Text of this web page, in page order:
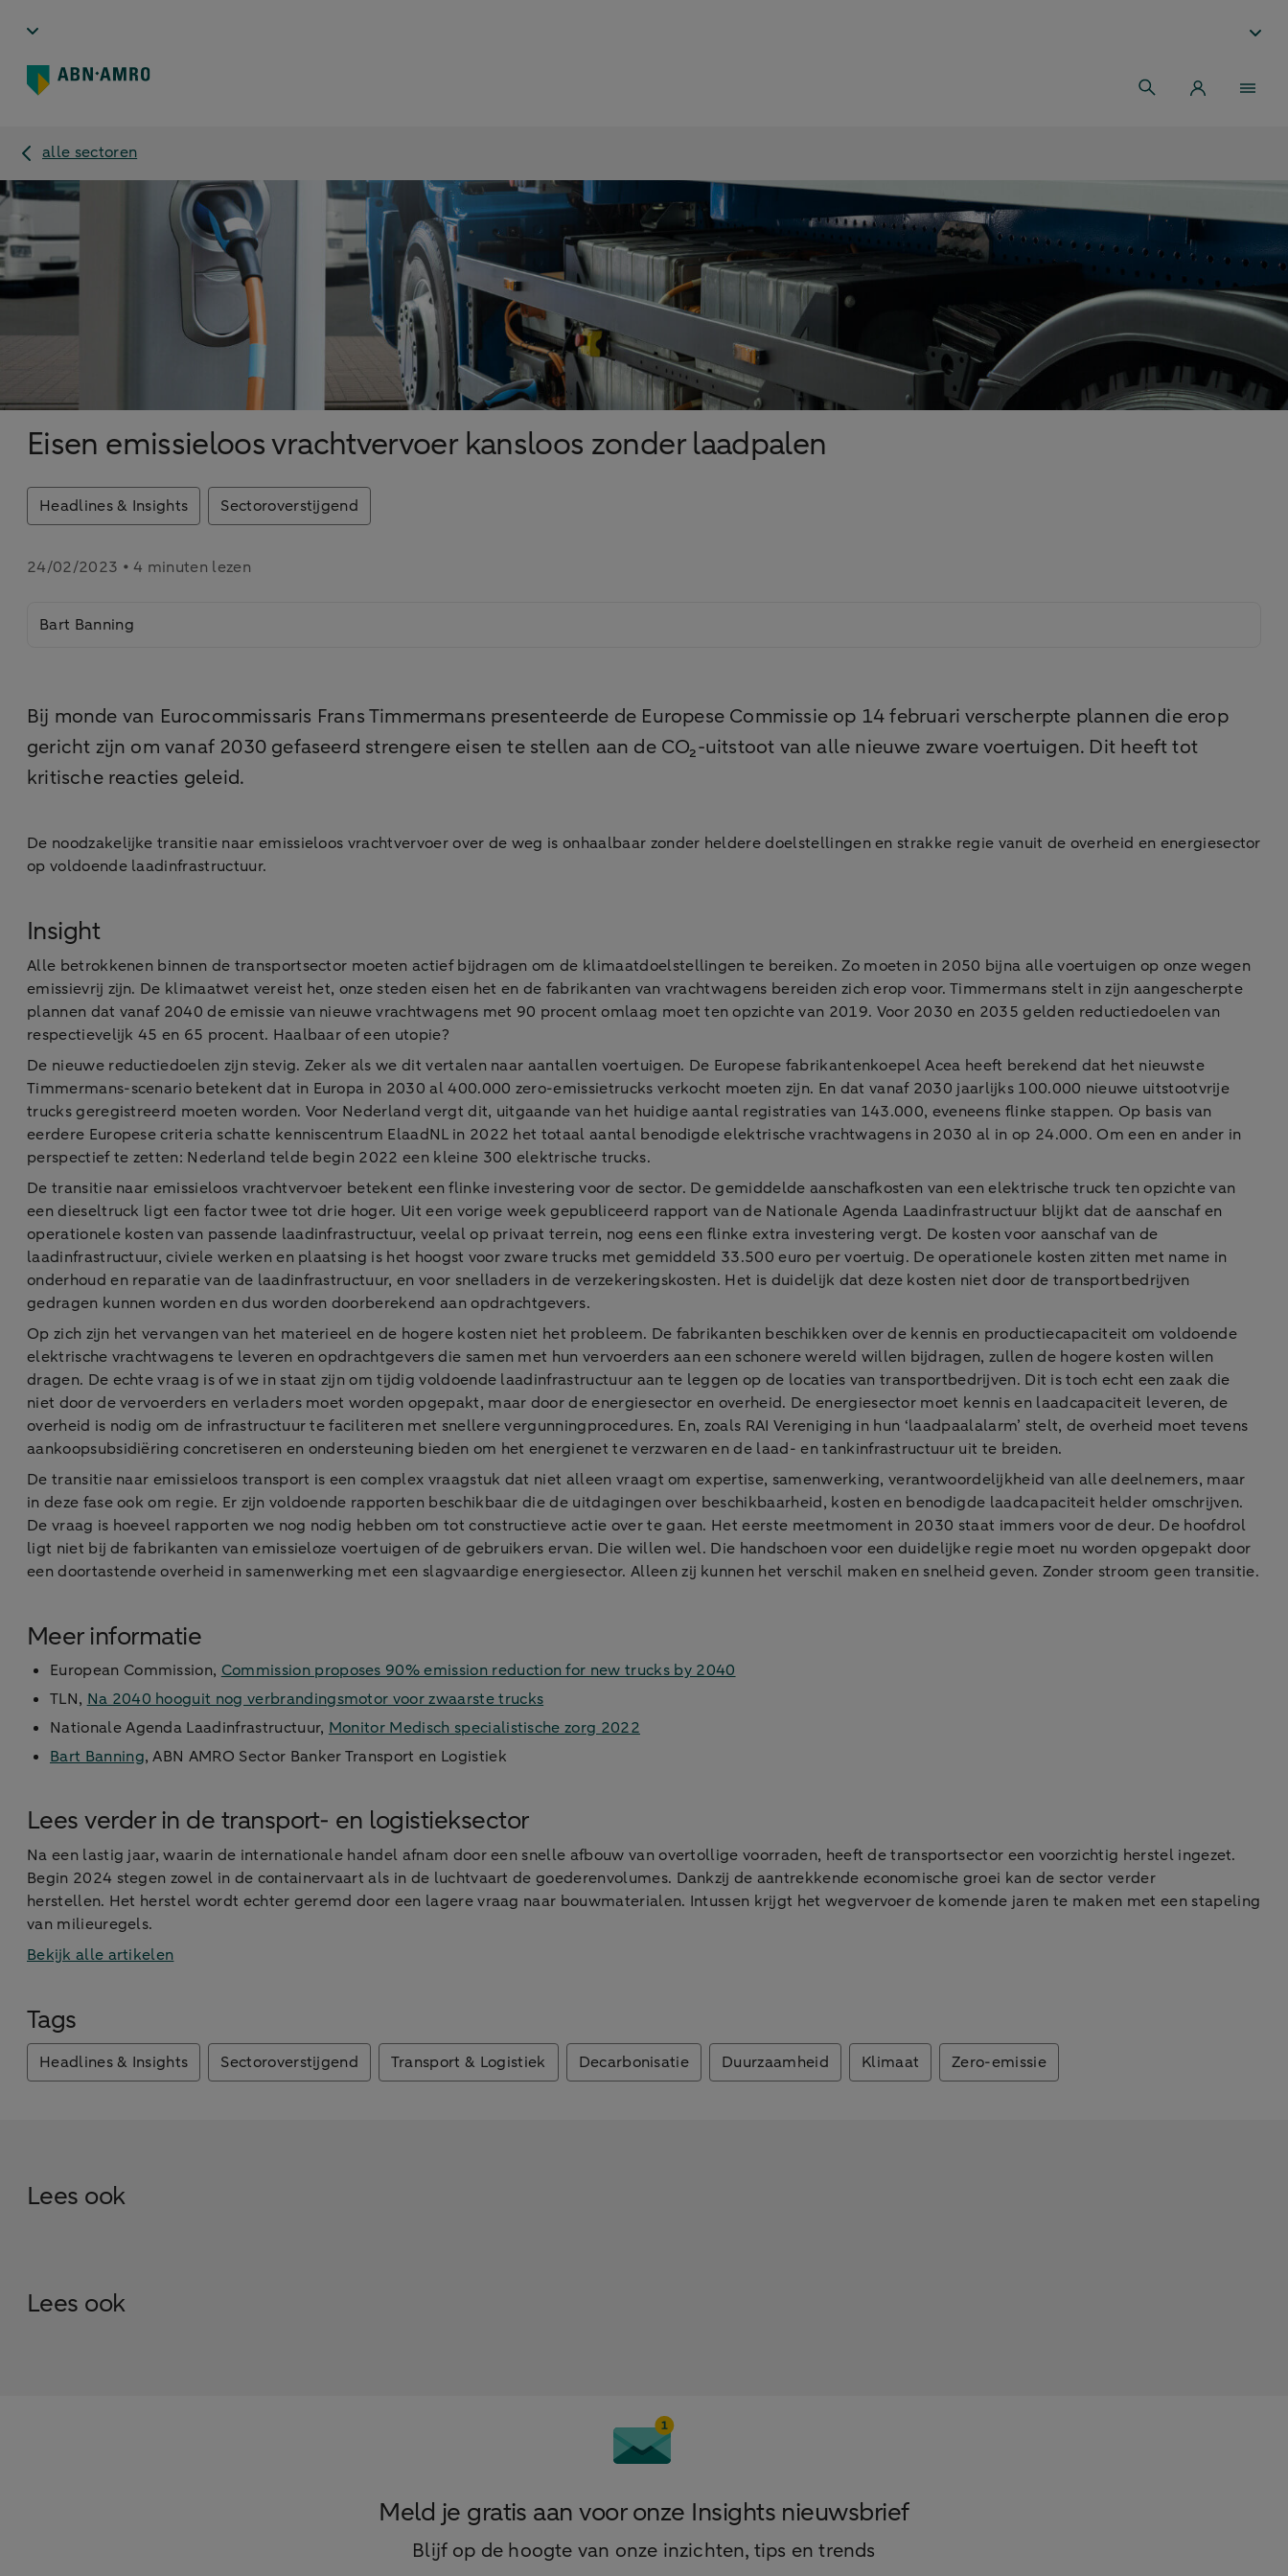
alle sectoren
Eisen emissieloos vrachtvervoer kansloos zonder laadpalen
Headlines & Insights Sectoroverstijgend
24/02/2023 • 4 minuten lezen
Bart Banning
Bij monde van Eurocommissaris Frans Timmermans presenteerde de Europese Commissie op 14 februari verscherpte plannen die erop
gericht zijn om vanaf 2030 gefaseerd strengere eisen te stellen aan de CO₂-uitstoot van alle nieuwe zware voertuigen. Dit heeft tot
kritische reacties geleid.
De noodzakelijke transitie naar emissieloos vrachtvervoer over de weg is onhaalbaar zonder heldere doelstellingen en strakke regie vanuit de overheid en energiesector
op voldoende laadinfrastructuur.
Insight
Alle betrokkenen binnen de transportsector moeten actief bijdragen om de klimaatdoelstellingen te bereiken. Zo moeten in 2050 bijna alle voertuigen op onze wegen
emissievrij zijn. De klimaatwet vereist het, onze steden eisen het en de fabrikanten van vrachtwagens bereiden zich erop voor. Timmermans stelt in zijn aangescherpte
plannen dat vanaf 2040 de emissie van nieuwe vrachtwagens met 90 procent omlaag moet ten opzichte van 2019. Voor 2030 en 2035 gelden reductiedoelen van
respectievelijk 45 en 65 procent. Haalbaar of een utopie?
De nieuwe reductiedoelen zijn stevig. Zeker als we dit vertalen naar aantallen voertuigen. De Europese fabrikantenkoepel Acea heeft berekend dat het nieuwste
Timmermans-scenario betekent dat in Europa in 2030 al 400.000 zero-emissietrucks verkocht moeten zijn. En dat vanaf 2030 jaarlijks 100.000 nieuwe uitstootvrije
trucks geregistreerd moeten worden. Voor Nederland vergt dit, uitgaande van het huidige aantal registraties van 143.000, eveneens flinke stappen. Op basis van
eerdere Europese criteria schatte kenniscentrum ElaadNL in 2022 het totaal aantal benodigde elektrische vrachtwagens in 2030 al in op 24.000. Om een en ander in
perspectief te zetten: Nederland telde begin 2022 een kleine 300 elektrische trucks.
De transitie naar emissieloos vrachtvervoer betekent een flinke investering voor de sector. De gemiddelde aanschafkosten van een elektrische truck ten opzichte van
een dieseltruck ligt een factor twee tot drie hoger. Uit een vorige week gepubliceerd rapport van de Nationale Agenda Laadinfrastructuur blijkt dat de aanschaf en
operationele kosten van passende laadinfrastructuur, veelal op privaat terrein, nog eens een flinke extra investering vergt. De kosten voor aanschaf van de
laadinfrastructuur, civiele werken en plaatsing is het hoogst voor zware trucks met gemiddeld 33.500 euro per voertuig. De operationele kosten zitten met name in
onderhoud en reparatie van de laadinfrastructuur, en voor snelladers in de verzekeringskosten. Het is duidelijk dat deze kosten niet door de transportbedrijven
gedragen kunnen worden en dus worden doorberekend aan opdrachtgevers.
Op zich zijn het vervangen van het materieel en de hogere kosten niet het probleem. De fabrikanten beschikken over de kennis en productiecapaciteit om voldoende
elektrische vrachtwagens te leveren en opdrachtgevers die samen met hun vervoerders aan een schonere wereld willen bijdragen, zullen de hogere kosten willen
dragen. De echte vraag is of we in staat zijn om tijdig voldoende laadinfrastructuur aan te leggen op de locaties van transportbedrijven. Dit is toch echt een zaak die
niet door de vervoerders en verladers moet worden opgepakt, maar door de energiesector en overheid. De energiesector moet kennis en laadcapaciteit leveren, de
overheid is nodig om de infrastructuur te faciliteren met snellere vergunningprocedures. En, zoals RAI Vereniging in hun ‘laadpaalalarm’ stelt, de overheid moet tevens
aankoopsubsidiëring concretiseren en ondersteuning bieden om het energienet te verzwaren en de laad- en tankinfrastructuur uit te breiden.
De transitie naar emissieloos transport is een complex vraagstuk dat niet alleen vraagt om expertise, samenwerking, verantwoordelijkheid van alle deelnemers, maar
in deze fase ook om regie. Er zijn voldoende rapporten beschikbaar die de uitdagingen over beschikbaarheid, kosten en benodigde laadcapaciteit helder omschrijven.
De vraag is hoeveel rapporten we nog nodig hebben om tot constructieve actie over te gaan. Het eerste meetmoment in 2030 staat immers voor de deur. De hoofdrol
ligt niet bij de fabrikanten van emissieloze voertuigen of de gebruikers ervan. Die willen wel. Die handschoen voor een duidelijke regie moet nu worden opgepakt door
een doortastende overheid in samenwerking met een slagvaardige energiesector. Alleen zij kunnen het verschil maken en snelheid geven. Zonder stroom geen transitie.
Meer informatie
European Commission, Commission proposes 90% emission reduction for new trucks by 2040
TLN, Na 2040 hooguit nog verbrandingsmotor voor zwaarste trucks
Nationale Agenda Laadinfrastructuur, Monitor Medisch specialistische zorg 2022
Bart Banning, ABN AMRO Sector Banker Transport en Logistiek
Lees verder in de transport- en logistieksector
Na een lastig jaar, waarin de internationale handel afnam door een snelle afbouw van overtollige voorraden, heeft de transportsector een voorzichtig herstel ingezet.
Begin 2024 stegen zowel in de containervaart als in de luchtvaart de goederenvolumes. Dankzij de aantrekkende economische groei kan de sector verder
herstellen. Het herstel wordt echter geremd door een lagere vraag naar bouwmaterialen. Intussen krijgt het wegvervoer de komende jaren te maken met een stapeling
van milieuregels.
Bekijk alle artikelen
Tags
Headlines & Insights Sectoroverstijgend Transport & Logistiek Decarbonisatie Duurzaamheid Klimaat Zero-emissie
Lees ook
Lees ook
Meld je gratis aan voor onze Insights nieuwsbrief
Blijf op de hoogte van onze inzichten, tips en trends